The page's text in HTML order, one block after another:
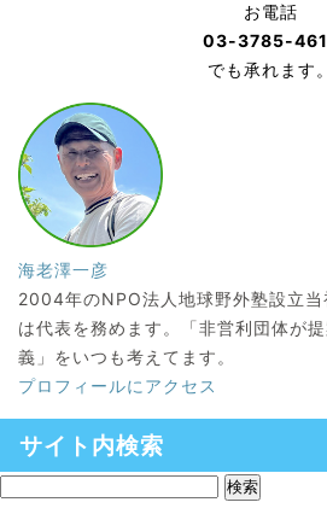
お電話
03-3785-
でも承れます。
海老澤一彦
2004年のNPO法人地球野外塾設立当
は代表を務めます。「非営利団体が
義」をいつも考えてます。
プロフィールにアクセス
サイト内検索